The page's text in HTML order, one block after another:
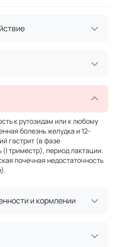
к рутозидам или к любому
болезнь желудка и 12-
гастрит (в фазе
триместр), период лактации.
почечная недостаточность
и кормлении